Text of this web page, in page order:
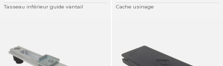
Tasseau inférieur guide vantail Cache usinage